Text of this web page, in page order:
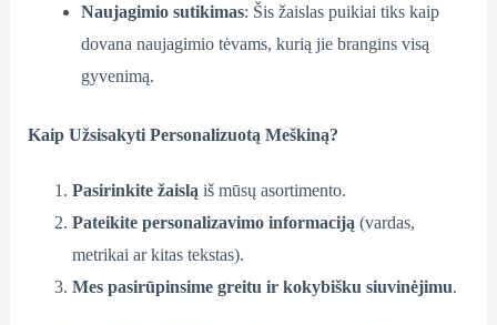
Naujagimio sutikimas: Šis žaislas puikiai tiks kaip
dovana naujagimio tėvams, kurią jie brangins visą
gyvenimą.
Kaip Užsisakyti Personalizuotą Meškiną?
Pasirinkite žaislą iš mūsų asortimento.
Pateikite personalizavimo informaciją (vardas,
metrikai ar kitas tekstas).
Mes pasirūpinsime greitu ir kokybišku siuvinėjimu.